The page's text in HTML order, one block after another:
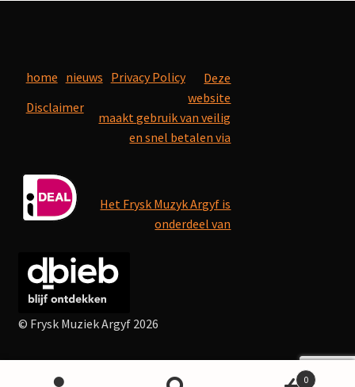
home nieuws Privacy Policy
Disclaimer
Deze
website
maakt gebruik van veilig
en snel betalen via
Het Frysk Muzyk Argyf is
onderdeel van
© Frysk Muziek Argyf 2026
0